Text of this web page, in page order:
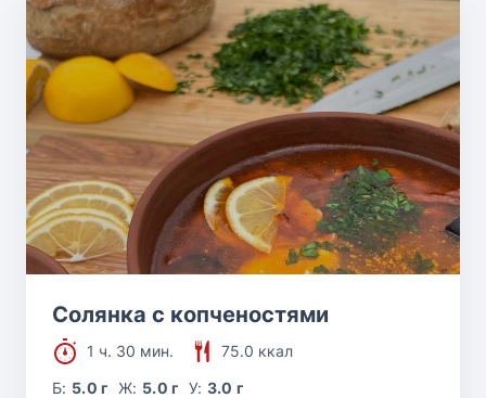
Солянка с копченостями
1 ч. 30 мин.
75.0 ккал
Б: 5.0 г Ж: 5.0 г У: 3.0 г